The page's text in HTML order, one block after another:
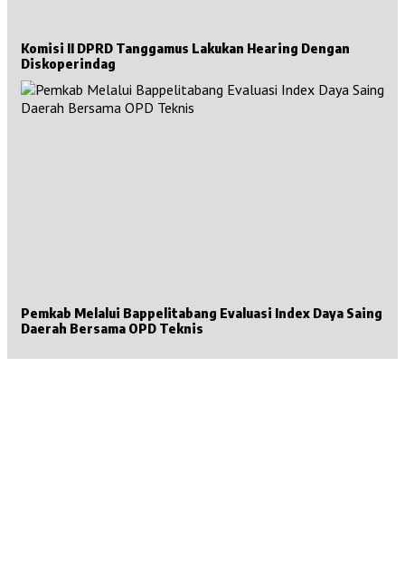
Komisi II DPRD Tanggamus Lakukan Hearing Dengan
Diskoperindag
Pemkab Melalui Bappelitabang Evaluasi Index Daya Saing
Daerah Bersama OPD Teknis